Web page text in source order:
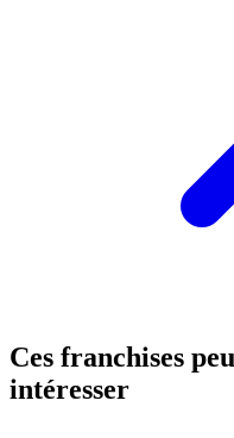
Ces franchises
intéresser